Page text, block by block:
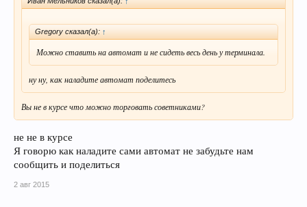
Gregory сказал(а): ↑
Можно ставить на автомат и не сидеть весь день у терминала.
ну ну, как наладите автомат поделитесь
Вы не в курсе что можно торговать советниками?
не не в курсе
Я говорю как наладите сами автомат не забудьте нам
сообщить и поделиться
2 авг 2015